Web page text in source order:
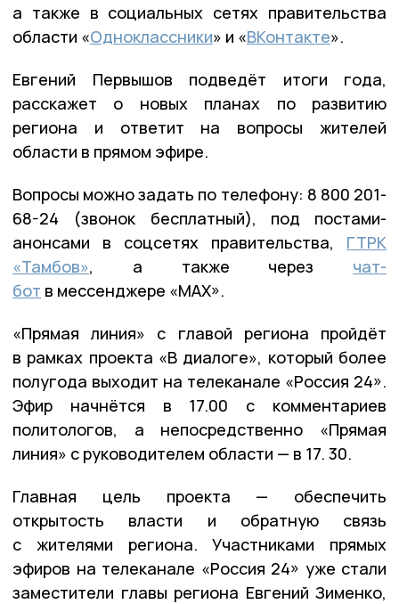
а также в социальных сетях правительства
области «Одноклассники» и «ВКонтакте».
Евгений Первышов подведёт итоги года,
расскажет о новых планах по развитию
региона и ответит на вопросы жителей
области в прямом эфире.
Вопросы можно задать по телефону: 8 800 201-
68-24 (звонок бесплатный), под постами-
анонсами в соцсетях правительства, ГТРК
«Тамбов», а также через чат-
бот в мессенджере «MAX».
«Прямая линия» с главой региона пройдёт
в рамках проекта «В диалоге», который более
полугода выходит на телеканале «Россия 24».
Эфир начнётся в 17.00 с комментариев
политологов, а непосредственно «Прямая
линия» с руководителем области — в 17. 30.
Главная цель проекта — обеспечить
открытость власти и обратную связь
с жителями региона. Участниками прямых
эфиров на телеканале «Россия 24» уже стали
заместители главы региона Евгений Зименко,